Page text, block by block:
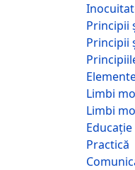
Principii
Principii
Limbi
Limbi
Practică